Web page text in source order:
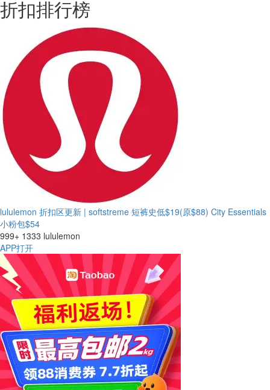
折扣排行榜
lululemon 折扣区更新 | softstreme 短裤史低$19(原$88) City Essentials
小粉包$54
999+ 1333 lululemon
APP打开